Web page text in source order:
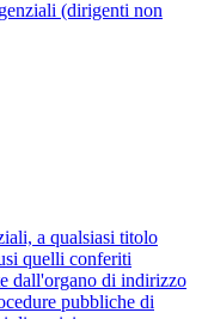
(dirigenti non
a qualsiasi titolo
quelli conferiti
dall'organo di indirizzo
pubbliche di